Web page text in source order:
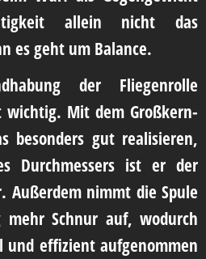
allein nicht das
es geht um Balance.
der Fliegenrolle
Mit dem Großkern-
besonders gut realisieren,
Durchmessers ist er der
Außerdem nimmt die Spule
mehr Schnur auf, wodurch
und effizient aufgenommen